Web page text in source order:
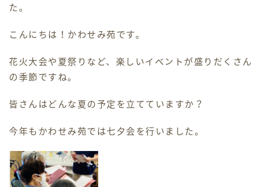
た。
こんにちは！かわせみ苑です。
花火大会や夏祭りなど、楽しいイベントが盛りだくさん
の季節ですね。
皆さんはどんな夏の予定を立てていますか？
今年もかわせみ苑では七夕会を行いました。
デイケア
ケアマネジャー
採用情報
交通アクセス
お問い合わせ